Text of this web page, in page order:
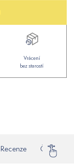
Vrácení
bez starostí
Recenze Často